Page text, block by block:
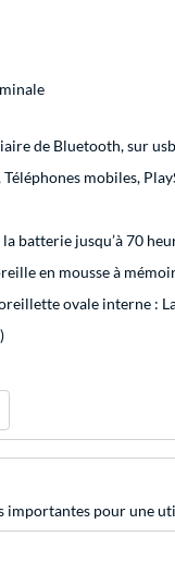
de Bluetooth, sur
Téléphones mobiles,
batterie jusqu’à 70
en mousse à
ovale interne :
importantes pour une